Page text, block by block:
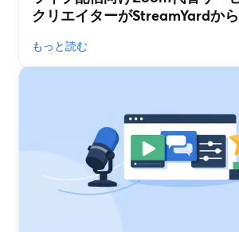
クリエイターがStreamYardか
もっと読む